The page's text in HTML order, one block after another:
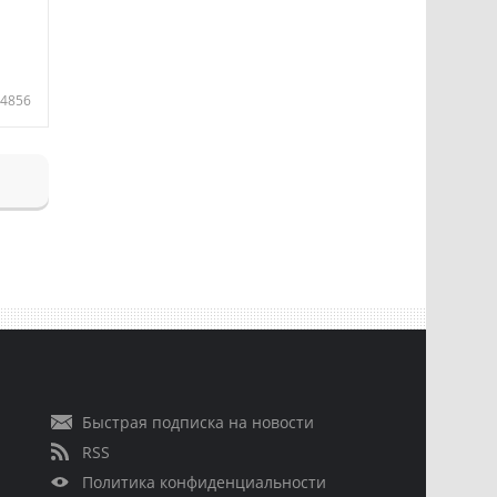
4856
Быстрая подписка на новости
RSS
Политика конфиденциальности